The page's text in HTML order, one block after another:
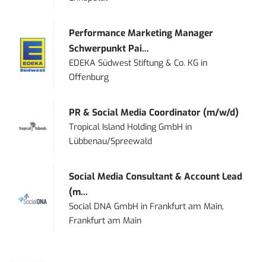
Performance Marketing Manager
Schwerpunkt Pai...
EDEKA Südwest Stiftung & Co. KG in
Offenburg
PR & Social Media Coordinator (m/w/d)
Tropical Island Holding GmbH in
Lübbenau/Spreewald
Social Media Consultant & Account Lead
(m...
Social DNA GmbH in Frankfurt am Main,
Frankfurt am Main